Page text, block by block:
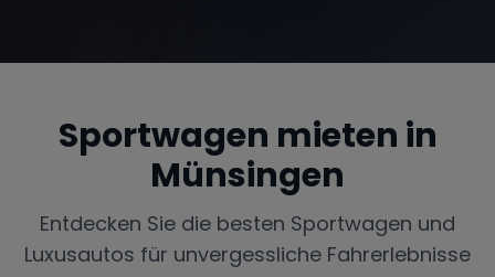
Sportwagen mieten in
Münsingen
Entdecken Sie die besten Sportwagen und
Luxusautos für unvergessliche Fahrerlebnisse